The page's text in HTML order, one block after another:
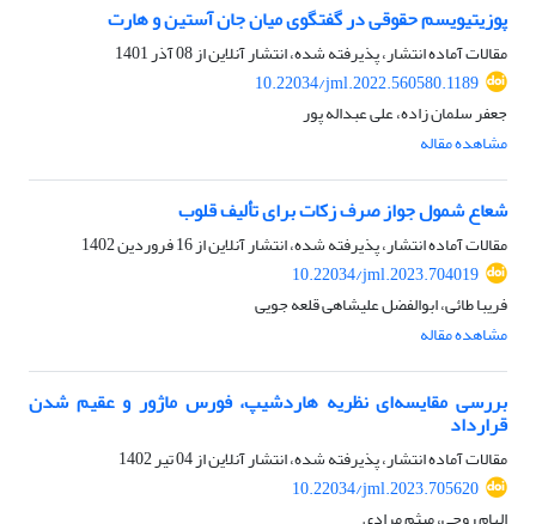
پوزیتیویسم حقوقی در گفتگوی میان جان آستین و هارت
مقالات آماده انتشار، پذیرفته شده، انتشار آنلاین از08 آذر 1401
10.22034/jml.2022.560580.1189
جعفر سلمان زاده، علی عبداله پور
مشاهده مقاله
شعاع شمول جواز صرف زکات برای تألیف قلوب
مقالات آماده انتشار، پذیرفته شده، انتشار آنلاین از16 فروردین 1402
10.22034/jml.2023.704019
فریبا طائی، ابوالفضل علیشاهی قلعه جویی
مشاهده مقاله
بررسی مقایسه‌ای نظریه هاردشیپ، فورس ماژور و عقیم شدن
قرارداد
مقالات آماده انتشار، پذیرفته شده، انتشار آنلاین از04 تیر 1402
10.22034/jml.2023.705620